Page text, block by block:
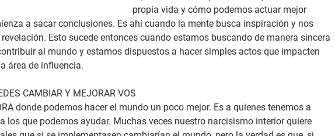
propia vida y cómo podemos actuar mejor
a sacar conclusiones. Es ahí cuando la mente busca inspiración y nos
Esto sucede entonces cuando estamos buscando de manera sincera
al mundo y estamos dispuestos a hacer simples actos que impacten
área de influencia.
CAMBIAR Y MEJORAR VOS
donde podemos hacer el mundo un poco mejor. Es a quienes tenemos a
los que podemos ayudar. Muchas veces nuestro narcisismo interior quiere